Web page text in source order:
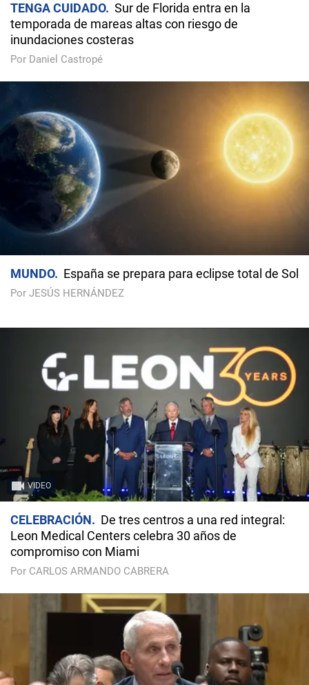
TENGA CUIDADO
Sur de Florida entra en la
temporada de mareas altas con riesgo de
inundaciones costeras
Por Daniel Castropé
MUNDO España se prepara para eclipse total de Sol
Por JESÚS HERNÁNDEZ
VIDEO
CELEBRACIÓN
De tres centros a una red integral:
Leon Medical Centers celebra 30 años de
compromiso con Miami
Por CARLOS ARMANDO CABRERA